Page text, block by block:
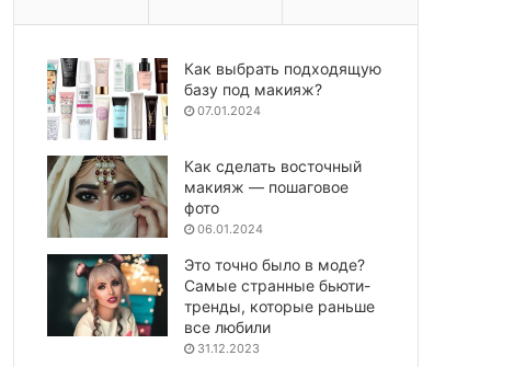
Как выбрать подходящую
базу под макияж?
07.01.2024
Как сделать восточный
макияж — пошаговое
фото
06.01.2024
Это точно было в моде?
Самые странные бьюти-
тренды, которые раньше
все любили
31.12.2023